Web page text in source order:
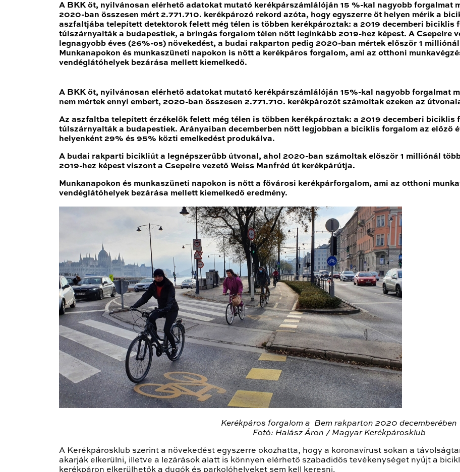
A BKK öt, nyilvánosan elérhető adatokat mutató kerékpárszámlálóján 15 %-kal nagyobb forgalmat
2020-ban összesen mért 2.771.710. kerékpározó rekord azóta, hogy egyszerre öt helyen mérik a
aszfaltjába telepített detektorok felett még télen is többen kerékpároztak: a 2019 decemberi biciklis
túlszárnyalták a budapestiek, a bringás forgalom télen nőtt leginkább 2019-hez képest. A Csepelre
legnagyobb éves (26%-os) növekedést, a budai rakparton pedig 2020-ban mértek először 1
Munkanapokon és munkaszüneti napokon is nőtt a kerékpáros forgalom, ami az otthoni
vendéglátóhelyek bezárása mellett kiemelkedő.
A BKK öt, nyilvánosan elérhető adatokat mutató kerékpárszámlálóján 15%-kal nagyobb forgalmat
nem mértek ennyi embert, 2020-ban összesen 2.771.710. kerékpározót számoltak ezeken az
Az aszfaltba telepített érzékelők felett még télen is többen kerékpároztak: a 2019 decemberi biciklis
túlszárnyalták a budapestiek. Arányaiban decemberben nőtt legjobban a biciklis forgalom az előző
helyenként 29% és 95% közti emelkedést produkálva.
A budai rakparti bicikliút a legnépszerűbb útvonal, ahol 2020-ban számoltak először 1 milliónál
2019-hez képest viszont a Csepelre vezető Weiss Manfréd út kerékpárútja.
Munkanapokon és munkaszüneti napokon is nőtt a fővárosi kerékpárforgalom, ami az otthoni
vendéglátóhelyek bezárása mellett kiemelkedő eredmény.
Kerékpáros forgalom a Bem rakparton 2020 decemberében
Fotó: Halász Áron / Magyar Kerékpárosklub
A Kerékpárosklub szerint a növekedést egyszerre okozhatta, hogy a koronavírust sokan a
akarják elkerülni, illetve a lezárások alatt is könnyen elérhető szabadidős tevékenységet nyújt a
kerékpáron elkerülhetők a dugók és parkolóhelyeket sem kell keresni.